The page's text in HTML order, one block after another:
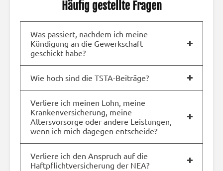
Häufig gestellte Fragen
Was passiert, nachdem ich meine
Kündigung an die Gewerkschaft
geschickt habe?
Wie hoch sind die TSTA-Beiträge?
Verliere ich meinen Lohn, meine
Krankenversicherung, meine
Altersvorsorge oder andere Leistungen,
wenn ich mich dagegen entscheide?
Verliere ich den Anspruch auf die
Haftpflichtversicherung der NEA?